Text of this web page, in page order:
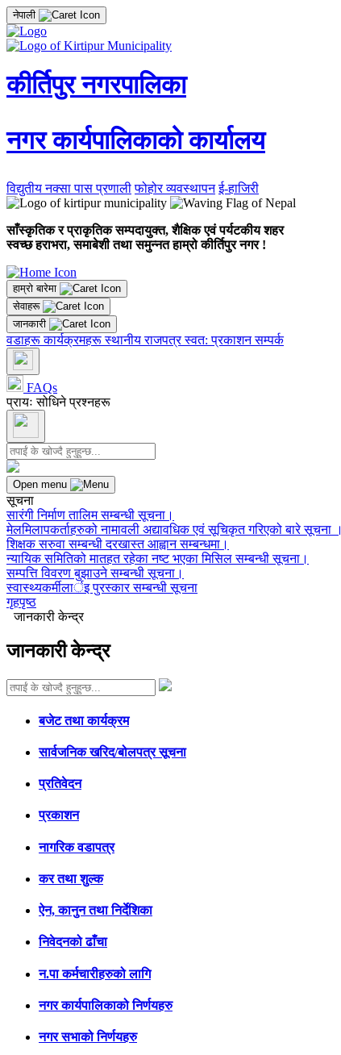
नेपाली
कीर्तिपुर नगरपालिका
नगर कार्यपालिकाको कार्यालय
विद्युतीय नक्सा पास प्रणाली फोहोर व्यवस्थापन ई-हाजिरी
साँस्कृतिक र प्राकृतिक सम्पदायुक्त, शैक्षिक एवं पर्यटकीय शहर
स्वच्छ हराभरा, समाबेशी तथा समुन्नत हाम्रो कीर्तिपुर नगर !
हाम्रो बारेमा
सेवाहरू
जानकारी
वडाहरूकार्यक्रमहरूस्थानीय राजपत्रस्वत: प्रकाशनसम्पर्क
FAQs
प्रायः सोधिने प्रश्नहरू
Open menu
सूचना
सारंगी निर्माण तालिम सम्बन्धी सूचना।
मेलमिलापकर्ताहरुको नामावली अद्यावधिक एवं सूचिकृत गरिएको बारे सूचना ।
शिक्षक सरुवा सम्बन्धी दरखास्त आह्वान सम्बन्धमा।
न्यायिक समितिको मातहत रहेका नष्ट भएका मिसिल सम्बन्धी सूचना।
सम्पत्ति विवरण बुझाउने सम्बन्धी सूचना।
स्वास्थ्यकर्मीलार्इ पुरस्कार सम्बन्धी सूचना
गृहपृष्ठ
जानकारी केन्द्र
जानकारी केन्द्र
बजेट तथा कार्यक्रम
सार्वजनिक खरिद/बोलपत्र सूचना
प्रतिवेदन
प्रकाशन
नागरिक वडापत्र
कर तथा शुल्क
ऐन, कानुन तथा निर्देशिका
निवेदनको ढाँचा
न.पा कर्मचारीहरुको लागि
नगर कार्यपालिकाको निर्णयहरु
नगर सभाको निर्णयहरु